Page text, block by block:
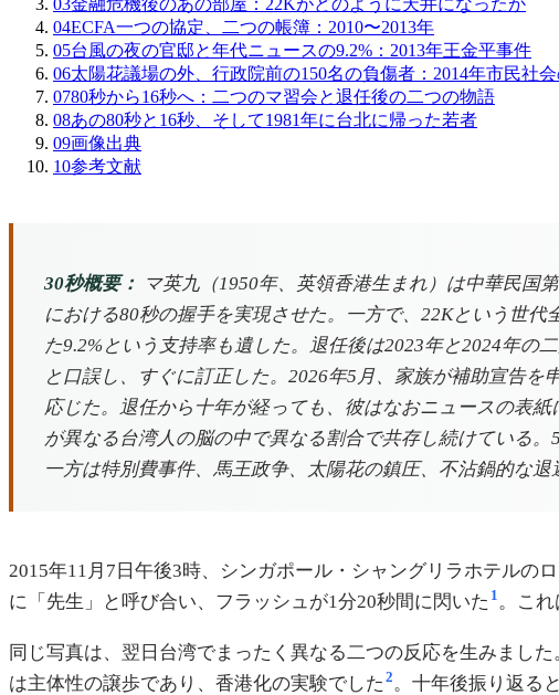
03金融危機後のあの部屋：22Kがどのように天井になったか
04ECFA一つの協定、二つの帳簿：2010〜2013年
05台風の夜の官邸と年代ニュースの9.2%：2013年王金平事件
06太陽花議場の外、行政院前の150名の負傷者：2014年市民社
0780秒から16秒へ：二つのマ習会と退任後の二つの物語
08あの80秒と16秒、そして1981年に台北に帰った若者
09画像出典
10参考文献
30秒概要：
マ英九（1950年、英領香港生まれ）は中華民国
における80秒の握手を実現させた。一方で、22Kという世
た9.2%という支持率も遺した。退任後は2023年と2024年の
と口誤し、すぐに訂正した。2026年5月、家族が補助宣告
応じた。退任から十年が経っても、彼はなおニュースの表
が異なる台湾人の脳の中で異なる割合で共存し続けている
一方は特別費事件、馬王政争、太陽花の鎮圧、不沾鍋的な
2015年11月7日午後3時、シンガポール・シャングリラホテルの
に「先生」と呼び合い、フラッシュが1分20秒間に閃いた 1。こ
同じ写真は、翌日台湾でまったく異なる二つの反応を生みまし
は主体性の譲歩であり、香港化の実験でした 2 。十年後振り返る